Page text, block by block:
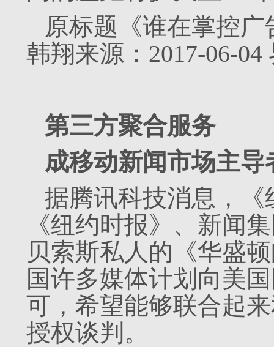
原标题《谁在掌控
韩翔来源：2017-06-04
第三方聚合服务
成移动新闻市场主导
据腾讯科技消息，《
《纽约时报》、新闻
贝索斯私人的《华盛
国许多媒体计划向美
可，希望能够联合起
授权谈判。